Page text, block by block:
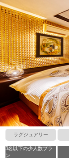
ラグジュアリー
3名以下の少人数プラ
ン